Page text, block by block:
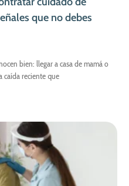
que no debes
bien: llegar a casa de mamá o
caída reciente que